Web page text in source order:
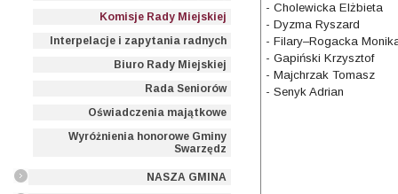
Komisje Rady Miejskiej
Interpelacje i zapytania radnych
Biuro Rady Miejskiej
Rada Seniorów
Oświadczenia majątkowe
Wyróżnienia honorowe Gminy
Swarzędz
NASZA GMINA
- Cholewicka Elżbieta
- Dyzma Ryszard
- Filary–Rogacka
- Gapiński Krzysztof
- Majchrzak Tomasz
- Senyk Adrian